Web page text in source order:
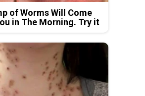
of Worms Will Come
in The Morning. Try it